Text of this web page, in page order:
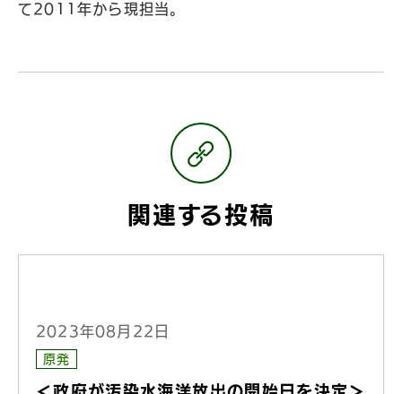
て2011年から現担当。
関連する投稿
2023年08月22日
原発